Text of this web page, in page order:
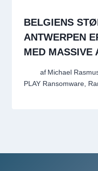
BELGIENS
ANTWERPEN
MED MASSIVE
af Michael
PLAY Ransomware